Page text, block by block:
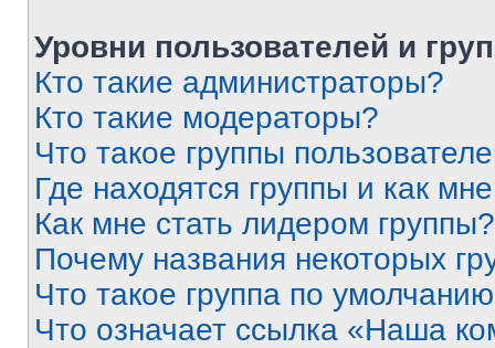
Уровни пользователей и
Кто такие администраторы?
Кто такие модераторы?
Что такое группы
Где находятся группы и как
Как мне стать лидером группы?
Почему названия некоторых
Что такое группа по
Что означает ссылка «Наша